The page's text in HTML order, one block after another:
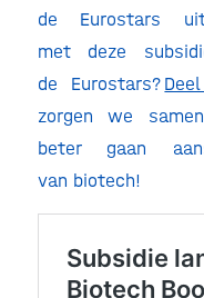
de Eurostars
met deze
de Eurostars?
zorgen we
beter gaan
van biotech!